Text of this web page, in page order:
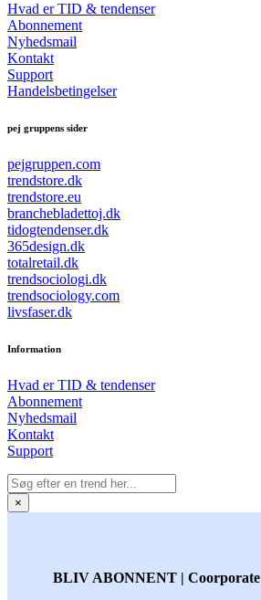
Hvad er TID & tendenser
Abonnement
Nyhedsmail
Kontakt
Support
Handelsbetingelser
pej gruppens sider
pejgruppen.com
trendstore.dk
trendstore.eu
branchebladettoj.dk
tidogtendenser.dk
365design.dk
totalretail.dk
trendsociologi.dk
trendsociology.com
livsfaser.dk
Information
Hvad er TID & tendenser
Abonnement
Nyhedsmail
Kontakt
Support
×
BLIV ABONNENT | Coorporate